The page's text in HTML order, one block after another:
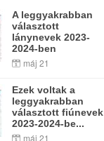
A leggyakrabban
választott
lánynevek 2023-
2024-ben
máj 21
Ezek voltak a
leggyakrabban
választott fiúnevek
2023-2024-be...
máj 21